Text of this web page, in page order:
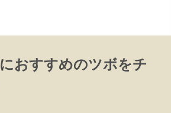
おすすめのツボをチ